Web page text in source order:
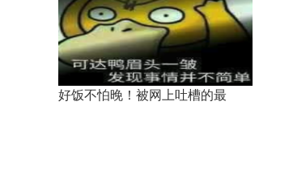
好饭不怕晚！被网上吐槽的最